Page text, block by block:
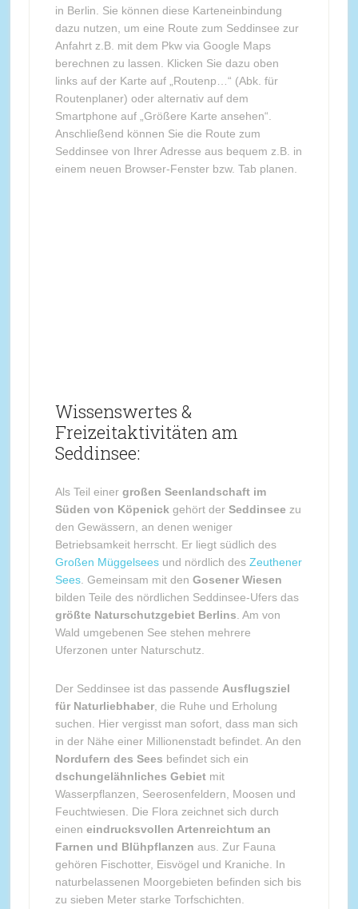
in Berlin. Sie können diese Karteneinbindung
dazu nutzen, um eine Route zum Seddinsee zur
Anfahrt z.B. mit dem Pkw via Google Maps
berechnen zu lassen. Klicken Sie dazu oben
links auf der Karte auf „Routenp…“ (Abk. für
Routenplaner) oder alternativ auf dem
Smartphone auf „Größere Karte ansehen“.
Anschließend können Sie die Route zum
Seddinsee von Ihrer Adresse aus bequem z.B. in
einem neuen Browser-Fenster bzw. Tab planen.
Wissenswertes &
Freizeitaktivitäten am
Seddinsee:
Als Teil einer großen Seenlandschaft im
Süden von Köpenick gehört der Seddinsee zu
den Gewässern, an denen weniger
Betriebsamkeit herrscht. Er liegt südlich des
Großen Müggelseesund nördlich des Zeuthener
Sees. Gemeinsam mit den Gosener Wiesen
bilden Teile des nördlichen Seddinsee-Ufers das
größte Naturschutzgebiet Berlins . Am von
Wald umgebenen See stehen mehrere
Uferzonen unter Naturschutz.
Der Seddinsee ist das passende Ausflugsziel
für Naturliebhaber, die Ruhe und Erholung
suchen. Hier vergisst man sofort, dass man sich
in der Nähe einer Millionenstadt befindet. An den
Nordufern des Sees befindet sich ein
dschungelähnliches Gebietmit
Wasserpflanzen, Seerosenfeldern, Moosen und
Feuchtwiesen. Die Flora zeichnet sich durch
einen eindrucksvollen Artenreichtum an
Farnen und Blühpflanzen aus. Zur Fauna
gehören Fischotter, Eisvögel und Kraniche. In
naturbelassenen Moorgebieten befinden sich bis
zu sieben Meter starke Torfschichten.